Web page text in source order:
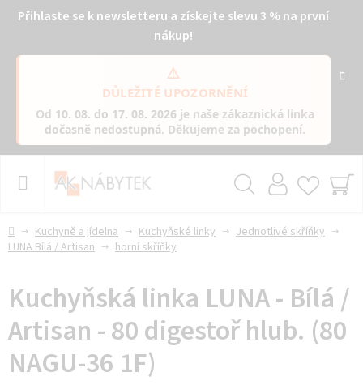
Přihlaste se k newsletteru a získejte slevu 3 % na první
nákup!
⚠️
DŮLEŽITÉ UPOZORNĚNÍ
Od 10. 08. do 17. 08. 2026 je naše zákaznická linka
dočasně nedostupná. Děkujeme za pochopení.
DomůKuchyně a jídelna Kuchyňské linky
Jednotlivé skříňky
LUNA Bílá / Artisan
horní skříňky
Kuchyňská linka LUNA - Bílá /
Artisan - 80 digestoř hlub. (80
NAGU-36 1F)